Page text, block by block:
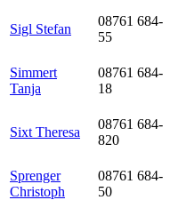
Sigl Stefan
08761 684-
55
Simmert
Tanja
08761 684-
18
Sixt Theresa
08761 684-
820
Sprenger
Christoph
08761 684-
50